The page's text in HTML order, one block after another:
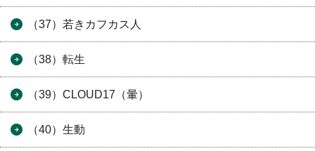
（37）若きカフカス人
（38）転生
（39）CLOUD17（暈）
（40）生動